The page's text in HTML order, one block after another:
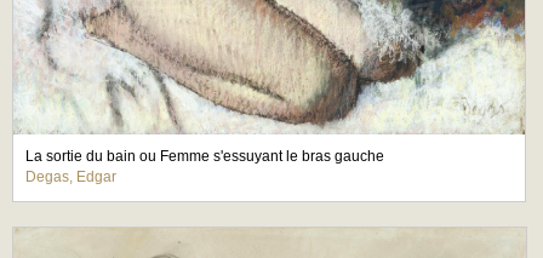
La sortie du bain ou Femme s'essuyant le bras gauche
Degas, Edgar